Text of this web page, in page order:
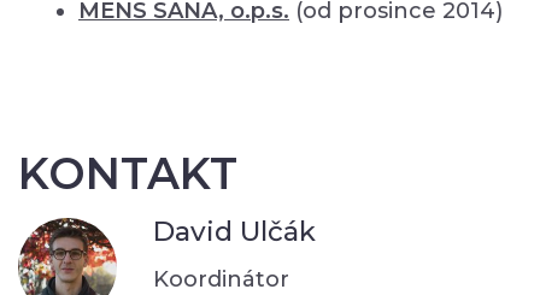
MENS SANA, o.p.s. (od prosince 2014)
KONTAKT
David Ulčák
Koordinátor